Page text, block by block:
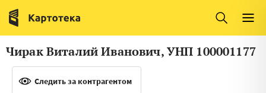
Италия
Люксембург
Литва
Нидерланды
Чирак Виталий Иванович, УНП 100001177
Следить за контрагентом